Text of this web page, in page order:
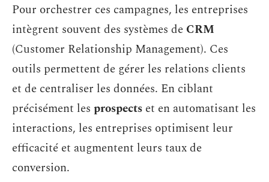
Pour orchestrer ces campagnes, les entreprises
intègrent souvent des systèmes de CRM
(Customer Relationship Management). Ces
outils permettent de gérer les relations clients
et de centraliser les données. En ciblant
précisément les prospects et en automatisant les
interactions, les entreprises optimisent leur
efficacité et augmentent leurs taux de
conversion.